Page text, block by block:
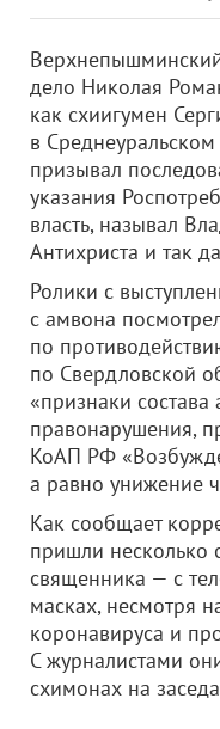
дело Николая
как схиигумен
в
призывал
указания
власть, называл
Антихриста и так
Ролики с
с амвона
по
по Свердловской
«признаки
правонарушения,
КоАП РФ
а равно унижение
Как сообщает
пришли несколько
священника — с
масках, несмотря
коронавируса и
С журналистами
схимонах на